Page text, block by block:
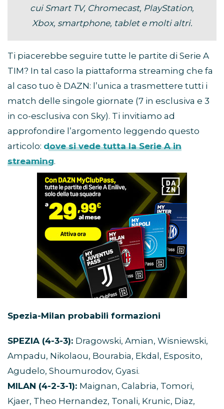
cui Smart TV, Chromecast, PlayStation,
Xbox, smartphone, tablet e molti altri.
Ti piacerebbe seguire tutte le partite di Serie A
TIM? In tal caso la piattaforma streaming che fa
al caso tuo è DAZN: l’unica a trasmettere tutti i
match delle singole giornate (7 in esclusiva e 3
in co-esclusiva con Sky). Ti invitiamo ad
approfondire l’argomento leggendo questo
articolo: dove si vede tutta la Serie A in
streaming.
Spezia-Milan probabili formazioni
SPEZIA (4-3-3): Dragowski, Amian, Wisniewski,
Ampadu, Nikolaou, Bourabia, Ekdal, Esposito,
Agudelo, Shoumurodov, Gyasi.
MILAN (4-2-3-1): Maignan, Calabria, Tomori,
Kjaer, Theo Hernandez, Tonali, Krunic, Diaz,